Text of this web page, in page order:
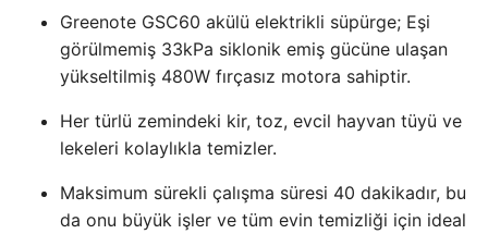
Greenote GSC60 akülü elektrikli süpürge; Eşi
görülmemiş 33kPa siklonik emiş gücüne ulaşan
yükseltilmiş 480W fırçasız motora sahiptir.
Her türlü zemindeki kir, toz, evcil hayvan tüyü ve
lekeleri kolaylıkla temizler.
Maksimum sürekli çalışma süresi 40 dakikadır, bu
da onu büyük işler ve tüm evin temizliği için ideal